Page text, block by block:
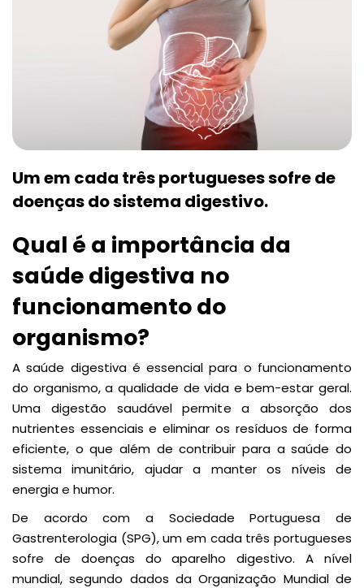
Um em cada três portugueses sofre de
doenças do sistema digestivo.
Qual é a importância da
saúde digestiva no
funcionamento do
organismo?
A saúde digestiva é essencial para o funcionamento
do organismo, a qualidade de vida e bem-estar geral.
Uma digestão saudável permite a absorção dos
nutrientes essenciais e eliminar os resíduos de forma
eficiente, o que além de contribuir para a saúde do
sistema imunitário, ajudar a manter os níveis de
energia e humor.
De acordo com a Sociedade Portuguesa de
Gastrenterologia (SPG), um em cada três portugueses
sofre de doenças do aparelho digestivo. A nível
mundial, segundo dados da Organização Mundial de